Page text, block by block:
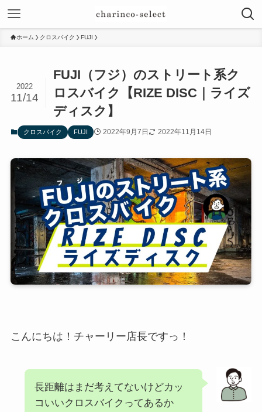
ホーム クロスバイク FUJI
FUJI（フジ）のストリート系ク
ロスバイク【RIZE DISC｜ライズ
ディスク】
2022
11/14
クロスバイク FUJI 2022年9月7日 2022年11月14日
こんにちは！チャーリー店長ですっ！
長距離はまだ考えてないけどカッ
コいいクロスバイクってあるか